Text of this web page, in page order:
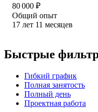
80 000 ₽
Общий опыт
17 лет 11 месяцев
Быстрые
Гибкий график
Полная занятость
Полный день
Проектная работа